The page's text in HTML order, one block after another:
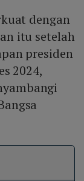
dengan
itu setelah
presiden
2024,